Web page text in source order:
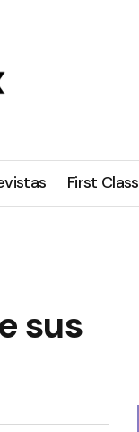
First Class
sus